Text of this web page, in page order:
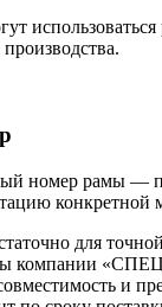
использоваться
номер рамы —
для
компании
и